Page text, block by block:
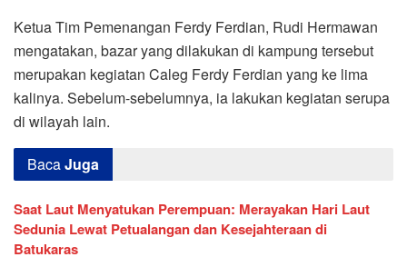
Ketua Tim Pemenangan Ferdy Ferdian, Rudi Hermawan
mengatakan, bazar yang dilakukan di kampung tersebut
merupakan kegiatan Caleg Ferdy Ferdian yang ke lima
kalinya. Sebelum-sebelumnya, ia lakukan kegiatan serupa
di wilayah lain.
BacaJuga
Saat Laut Menyatukan Perempuan: Merayakan Hari Laut
Sedunia Lewat Petualangan dan Kesejahteraan di
Batukaras